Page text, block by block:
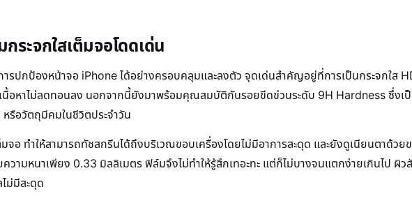
ะจกใสเต็มจอโดดเด่น
รปกป้องหน้าจอ iPhone ได้อย่างครอบคลุมและลงตัว จุดเด่นสำคัญอยู่ที่การเป็นกระจกใส
นื้อหาไม่ลดทอนลง นอกจากนี้ยังมาพร้อมคุณสมบัติกันรอยขีดข่วนระดับ 9H Hardness ซึ่งเ
อวัตถุมีคมในชีวิตประจำวัน
อ ทำให้สามารถทัชสกรีนได้ถึงบริเวณขอบเครื่องโดยไม่มีอาการสะดุด และยังดูเนียนตาด้ว
วามหนาเพียง 0.33 มิลลิเมตร ฟิล์มจึงไม่ทำให้รู้สึกเทอะทะ แต่ก็ไม่บางจนแตกง่ายเกินไป ผิ
ม่มีสะดุด